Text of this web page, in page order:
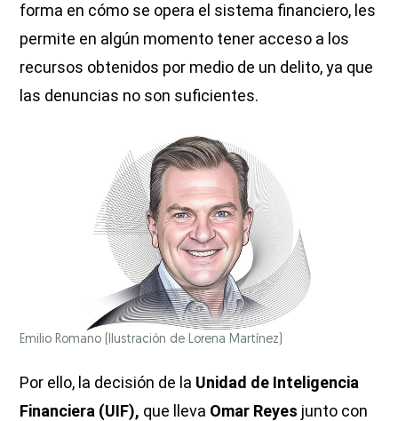
forma en cómo se opera el sistema financiero, les
permite en algún momento tener acceso a los
recursos obtenidos por medio de un delito, ya que
las denuncias no son suficientes.
Emilio Romano (Ilustración de Lorena Martínez)
Por ello, la decisión de la Unidad de Inteligencia
Financiera (UIF), que lleva Omar Reyes junto con